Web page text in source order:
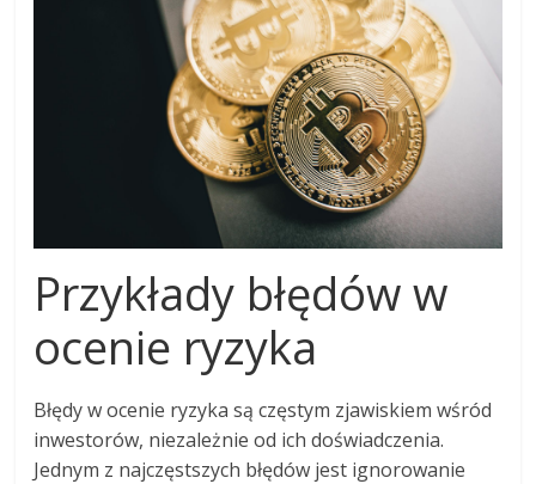
Przykłady błędów w
ocenie ryzyka
Błędy w ocenie ryzyka są częstym zjawiskiem wśród
inwestorów, niezależnie od ich doświadczenia.
Jednym z najczęstszych błędów jest ignorowanie